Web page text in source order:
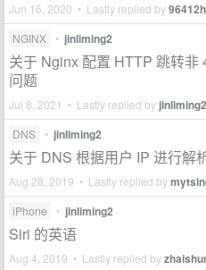
Jun 16, 2020 • Lastly replied by
NGINX • jinliming2
关于 Nginx 配置 HTTP 跳转非
问题
Jul 8, 2021 • Lastly replied by jinliming2
DNS • jinliming2
关于 DNS 根据用户 IP 进行解
Aug 28, 2019 • Lastly replied by
iPhone • jinliming2
Siri 的英语
Aug 4, 2019 • Lastly replied by